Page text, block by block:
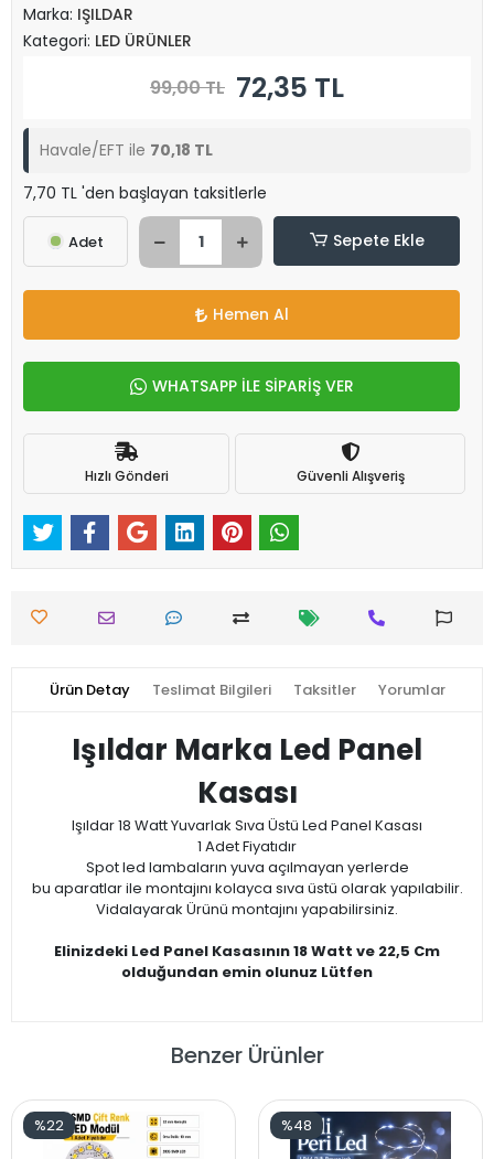
Marka: IŞILDAR
Kategori: LED ÜRÜNLER
99,00 TL 72,35 TL
Havale/EFT ile 70,18 TL
7,70 TL 'den başlayan taksitlerle
Adet Sepete Ekle
Hemen Al
WHATSAPP İLE SİPARİŞ VER
Hızlı Gönderi Güvenli Alışveriş
Ürün Detay Teslimat Bilgileri Taksitler Yorumlar
Işıldar Marka Led Panel
Kasası
Işıldar 18 Watt Yuvarlak Sıva Üstü Led Panel Kasası
1 Adet Fiyatıdır
Spot led lambaların yuva açılmayan yerlerde
bu aparatlar ile montajını kolayca sıva üstü olarak yapılabilir.
Vidalayarak Ürünü montajını yapabilirsiniz.
Elinizdeki Led Panel Kasasının 18 Watt ve 22,5 Cm
olduğundan emin olunuz Lütfen
Benzer Ürünler
%22 %48